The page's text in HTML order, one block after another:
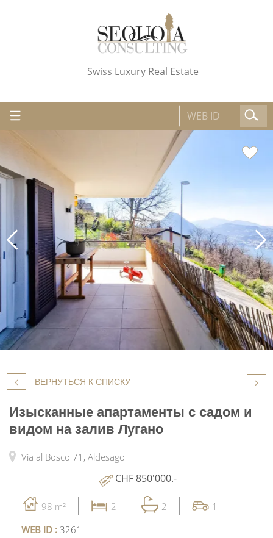
Swiss Luxury Real Estate
ВЕРНУТЬСЯ К СПИСКУ
Изысканные апартаменты с садом и
видом на залив Лугано
Via al Bosco 71, Aldesago
CHF 850'000.-
98 m² 2 2
1
WEB ID : 3261